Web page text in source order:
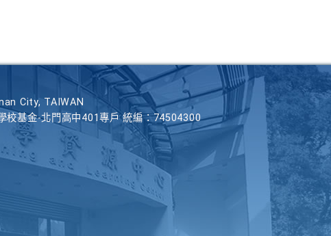
City, TAIWAN
校基金-北門高中401專戶 統編：74504300